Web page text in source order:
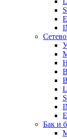
Бак и